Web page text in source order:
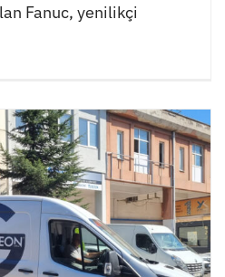
Fanuc, yenilikçi